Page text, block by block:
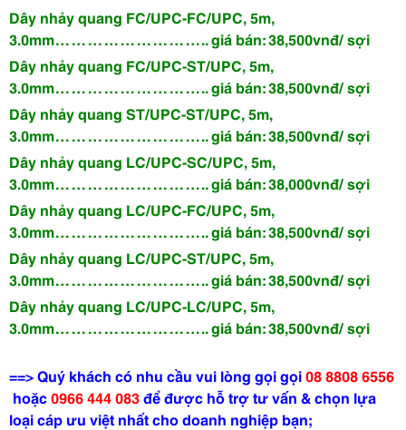
Dây nhảy quang FC/UPC-FC/UPC, 5m,
3.0mm……………………….. giá bán: 38,500vnđ/ sợi
Dây nhảy quang FC/UPC-ST/UPC, 5m,
3.0mm……………………….. giá bán: 38,500vnđ/ sợi
Dây nhảy quang ST/UPC-ST/UPC, 5m,
3.0mm……………………….. giá bán: 38,500vnđ/ sợi
Dây nhảy quang LC/UPC-SC/UPC, 5m,
3.0mm……………………….. giá bán: 38,000vnđ/ sợi
Dây nhảy quang LC/UPC-FC/UPC, 5m,
3.0mm……………………….. giá bán: 38,500vnđ/ sợi
Dây nhảy quang LC/UPC-ST/UPC, 5m,
3.0mm……………………….. giá bán: 38,500vnđ/ sợi
Dây nhảy quang LC/UPC-LC/UPC, 5m,
3.0mm……………………….. giá bán: 38,500vnđ/ sợi
==> Quý khách có nhu cầu vui lòng gọigọi08 8808 6556
hoặc0966 444 083để được hỗ trợ tư vấn & chọn lựa
loại cáp ưu việt nhất cho doanh nghiệp bạn;